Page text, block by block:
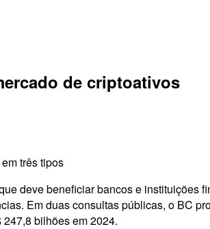
de criptoativos
três tipos
deve beneficiar bancos e instituições
Em duas consultas públicas, o BC
bilhões em 2024.